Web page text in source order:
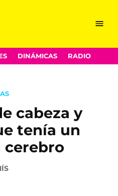
Menu
DINÁMICAS RADIO
cabeza y
tenía un
cerebro